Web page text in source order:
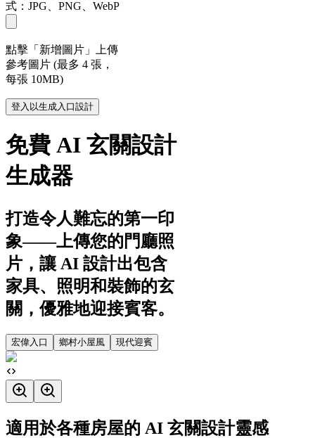
式：JPG、PNG、WebP
點擊「新增圖片」上傳
參考圖片 (最多 4 張，
每張 10MB)
登入以生成入口設計
免費 AI 玄關設計
生成器
打造令人難忘的第一印
象——上傳您的門廳照
片，讓 AI 設計出包含
家具、照明和裝飾的玄
關，優雅地迎接賓客。
宏偉入口 鄉村小屋風 現代迎賓
適用於各種房屋的 AI 玄關設計靈感